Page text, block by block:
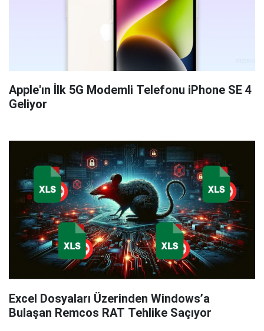
Apple'ın İlk 5G Modemli Telefonu iPhone SE 4
Geliyor
Excel Dosyaları Üzerinden Windows’a
Bulaşan Remcos RAT Tehlike Saçıyor